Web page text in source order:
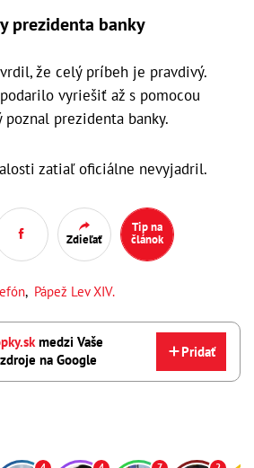
prezidenta banky
že celý príbeh je pravdivý.
vyriešiť až s pomocou
prezidenta banky.
zatiaľ oficiálne nevyjadril.
Zdieľať
Tip na
článok
, Pápež Lev XIV.
medzi Vaše
na Google
Pridať